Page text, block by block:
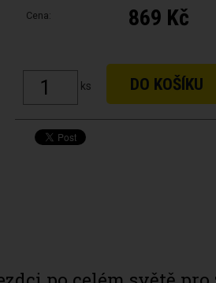
Cena: 869 Kč
ks